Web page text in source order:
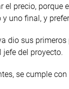
el precio,
uno final, y
dio sus
jefe del proyecto.
se cumple